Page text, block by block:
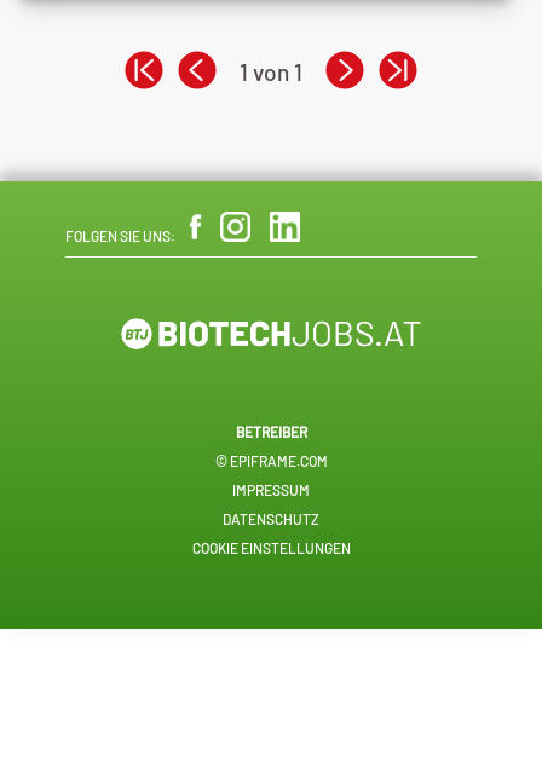
1 von 1
FOLGEN SIE UNS:
BETREIBER
© EPIFRAME.COM
IMPRESSUM
DATENSCHUTZ
COOKIE EINSTELLUNGEN